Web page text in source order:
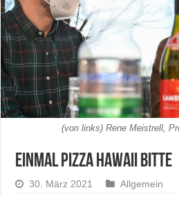
(von links) Rene Meistrell,
Einmal Pizza Hawaii bitte
30. März 2021 Allgemein